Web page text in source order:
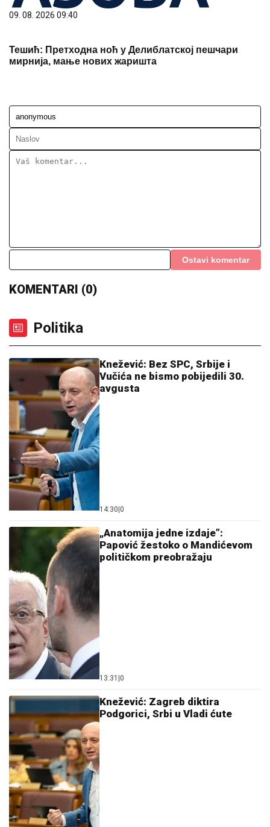
09. 08. 2026 09:40
Тешић: Претходна ноћ у Делиблатској пешчари
мирнија, мање нових жаришта
Ostavi komentar
KOMENTARI (0)
Politika
Knežević: Bez SPC, Srbije i
Vučića ne bismo pobijedili 30.
avgusta
14:30 0
„Anatomija jedne izdaje”:
Papović žestoko o Mandićevom
političkom preobražaju
13:31 0
Knežević: Zagreb diktira
Podgorici, Srbi u Vladi ćute